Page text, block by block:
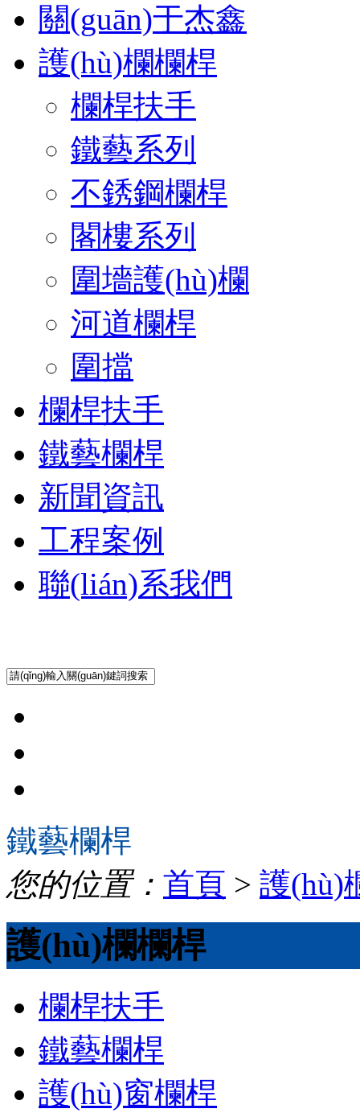
關(guān)于杰鑫
護(hù)欄欄桿
欄桿扶手
鐵藝系列
不銹鋼欄桿
閣樓系列
圍墻護(hù)欄
河道欄桿
圍擋
欄桿扶手
鐵藝欄桿
新聞資訊
工程案例
聯(lián)系我們
鐵藝欄桿
您的位置： 首頁 > 護(hù)
護(hù)欄欄桿
欄桿扶手
鐵藝欄桿
護(hù)窗欄桿